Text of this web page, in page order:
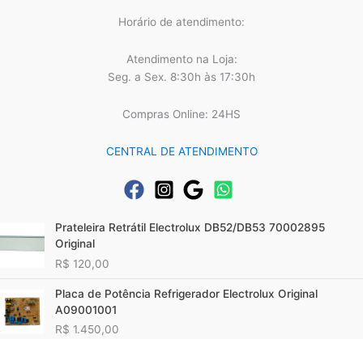
Horário de atendimento:
Atendimento na Loja:
Seg. a Sex. 8:30h às 17:30h
Compras Online: 24HS
CENTRAL DE ATENDIMENTO
Prateleira Retrátil Electrolux DB52/DB53 70002895
Original
R$ 120,00
Placa de Potência Refrigerador Electrolux Original
A09001001
R$ 1.450,00